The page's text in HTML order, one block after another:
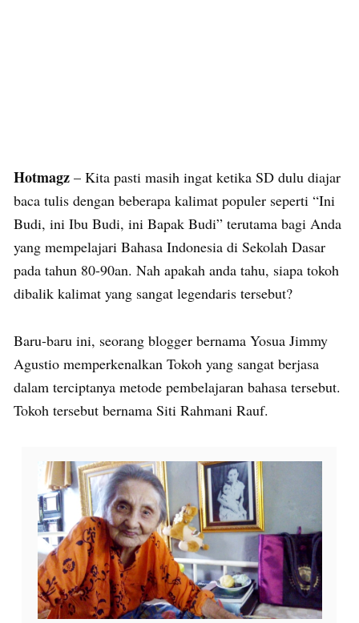
Hotmagz – Kita pasti masih ingat ketika SD dulu diajar
baca tulis dengan beberapa kalimat populer seperti “Ini
Budi, ini Ibu Budi, ini Bapak Budi” terutama bagi Anda
yang mempelajari Bahasa Indonesia di Sekolah Dasar
pada tahun 80-90an. Nah apakah anda tahu, siapa tokoh
dibalik kalimat yang sangat legendaris tersebut?
Baru-baru ini, seorang blogger bernama Yosua Jimmy
Agustio memperkenalkan Tokoh yang sangat berjasa
dalam terciptanya metode pembelajaran bahasa tersebut.
Tokoh tersebut bernama Siti Rahmani Rauf.